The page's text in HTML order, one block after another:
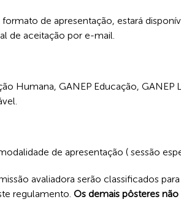
de apresentação, estará
de aceitação por e-mail.
Humana, GANEP Educação, GANEP
de apresentação ( sessão
avaliadora serão classificados
regulamento. Os demais pôsteres